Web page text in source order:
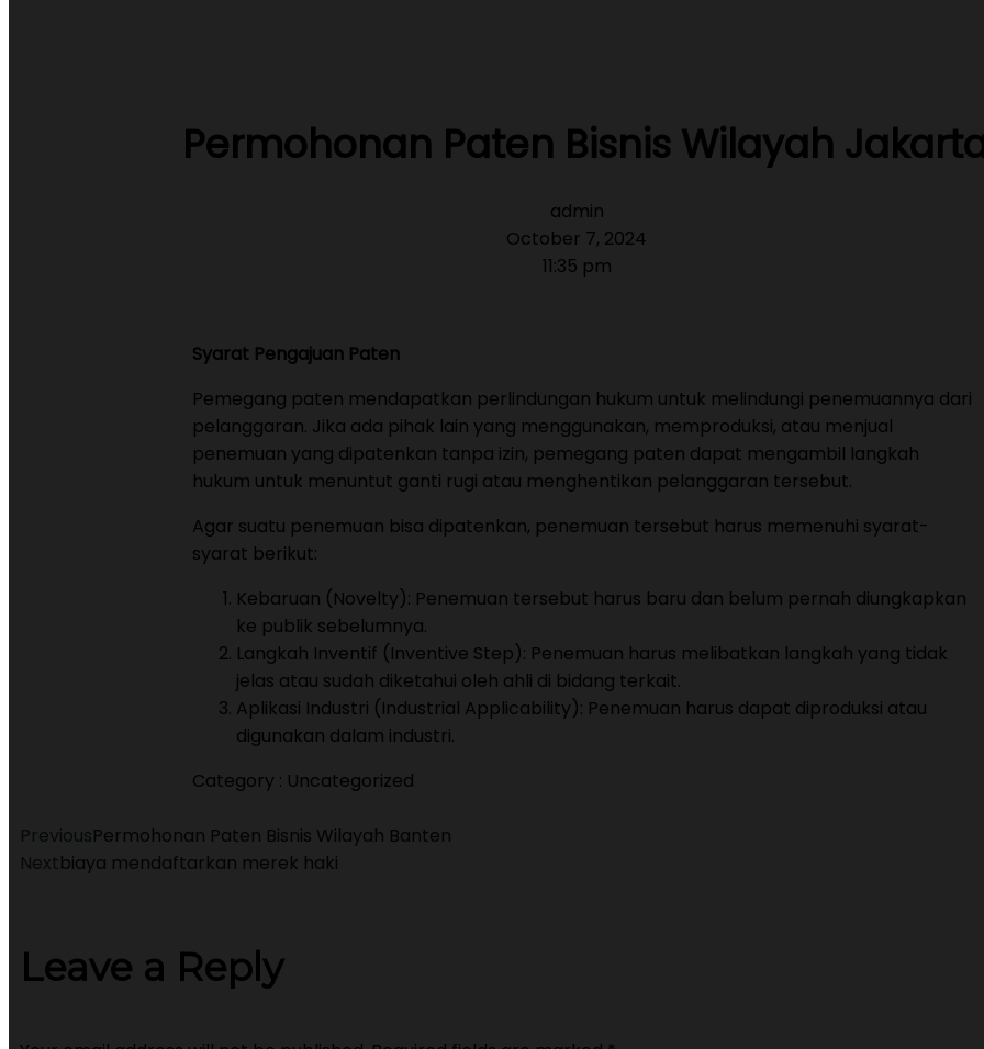
Permohonan Paten Bisnis Wilayah
admin
October 7, 2024
11:35 pm
Syarat Pengajuan Paten
Pemegang paten mendapatkan perlindungan hukum untuk melindungi penemuannya dari
pelanggaran. Jika ada pihak lain yang menggunakan, memproduksi, atau menjual
penemuan yang dipatenkan tanpa izin, pemegang paten dapat mengambil langkah
hukum untuk menuntut ganti rugi atau menghentikan pelanggaran tersebut.
Agar suatu penemuan bisa dipatenkan, penemuan tersebut harus memenuhi syarat-
syarat berikut:
Kebaruan (Novelty): Penemuan tersebut harus baru dan belum pernah diungkapkan
ke publik sebelumnya.
Langkah Inventif (Inventive Step): Penemuan harus melibatkan langkah yang tidak
jelas atau sudah diketahui oleh ahli di bidang terkait.
Aplikasi Industri (Industrial Applicability): Penemuan harus dapat diproduksi atau
digunakan dalam industri.
Category : Uncategorized
PreviousPermohonan Paten Bisnis Wilayah Banten
Nextbiaya mendaftarkan merek haki
Leave a Reply